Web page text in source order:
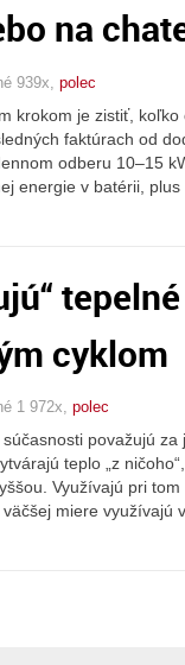
na
939x, polec
krokom je zistiť,
faktúrach od
odberu 10–15
energie v batérii,
cyklom
1 972x, polec
považujú
teplo „z
Využívajú pri
väčšej miere využívajú